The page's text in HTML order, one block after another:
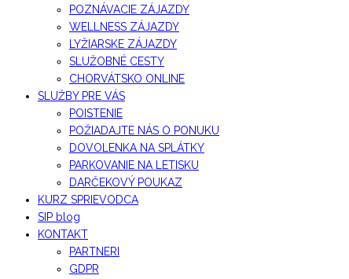
POZNÁVACIE ZÁJAZDY
WELLNESS ZÁJAZDY
LYŽIARSKE ZÁJAZDY
SLUŽOBNÉ CESTY
CHORVÁTSKO ONLINE
SLUŽBY PRE VÁS
POISTENIE
POŽIADAJTE NÁS O PONUKU
DOVOLENKA NA SPLÁTKY
PARKOVANIE NA LETISKU
DARČEKOVÝ POUKAZ
KURZ SPRIEVODCA
SIP blog
KONTAKT
PARTNERI
GDPR